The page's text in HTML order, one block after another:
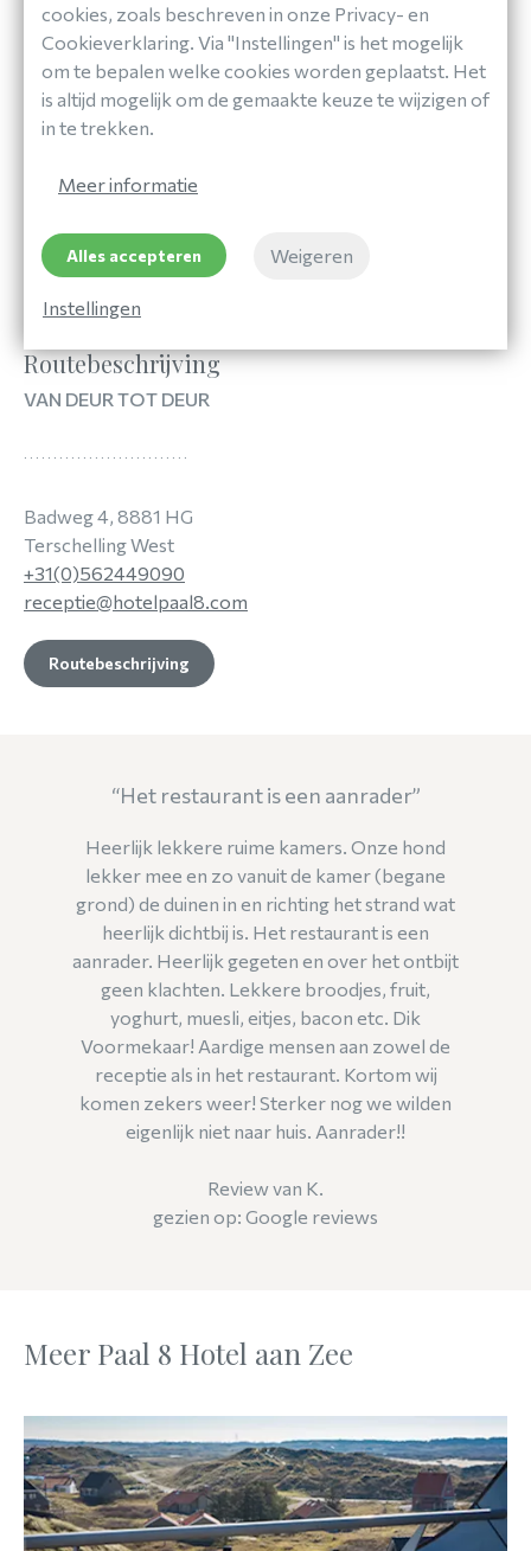
Routebeschrijving
VAN DEUR TOT DEUR
Badweg 4, 8881 HG
Terschelling West
+31(0)562449090
receptie@hotelpaal8.com
Routebeschrijving
Het restaurant is een aanrader
Heerlijk lekkere ruime kamers. Onze hond
lekker mee en zo vanuit de kamer (begane
grond) de duinen in en richting het strand wat
heerlijk dichtbij is. Het restaurant is een
aanrader. Heerlijk gegeten en over het ontbijt
geen klachten. Lekkere broodjes, fruit,
yoghurt, muesli, eitjes, bacon etc. Dik
Voormekaar! Aardige mensen aan zowel de
receptie als in het restaurant. Kortom wij
komen zekers weer! Sterker nog we wilden
eigenlijk niet naar huis. Aanrader!!
Review van K.
gezien op: Google reviews
Meer Paal 8 Hotel aan Zee
cookies, zoals beschreven in onze Privacy- en
Cookieverklaring. Via "Instellingen" is het mogelijk
om te bepalen welke cookies worden geplaatst. Het
is altijd mogelijk om de gemaakte keuze te wijzigen of
in te trekken.
Meer informatie
Alles accepteren Weigeren
Instellingen